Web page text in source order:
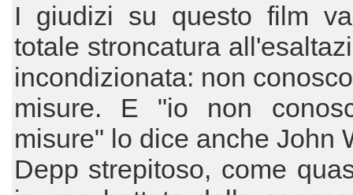
I giudizi su questo film
totale stroncatura
incondizionata: non
misure. E "io non
misure" lo dice anche John
Depp strepitoso, come